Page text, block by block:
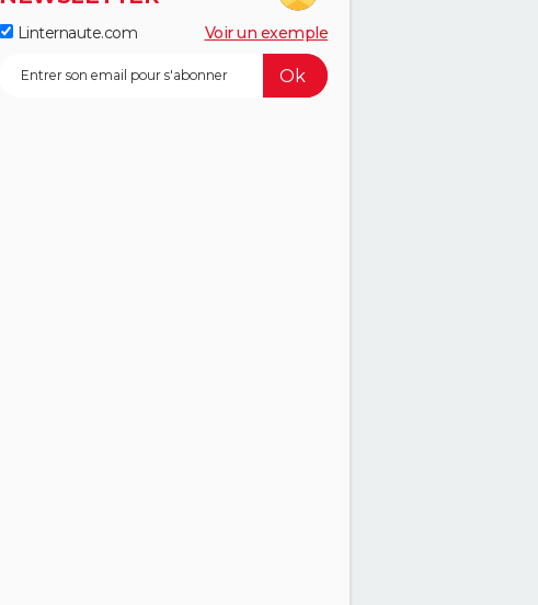
Linternaute.com Voir un exemple